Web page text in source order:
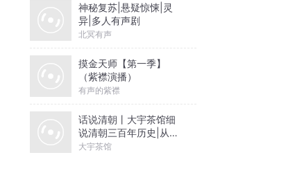
神秘复苏|悬疑惊悚|灵
异|多人有声剧
北冥有声
摸金天师【第一季】
（紫襟演播）
有声的紫襟
话说清朝丨大宇茶馆细
说清朝三百年历史|从努
尔哈赤到末代皇帝溥仪|
大宇茶馆